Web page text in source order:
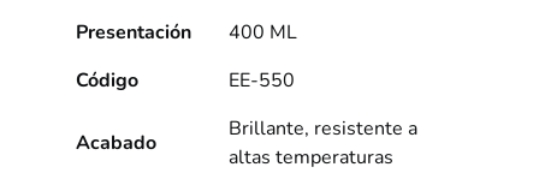
Presentación
400 ML
Código
EE-550
Acabado
Brillante, resistente a
altas temperaturas